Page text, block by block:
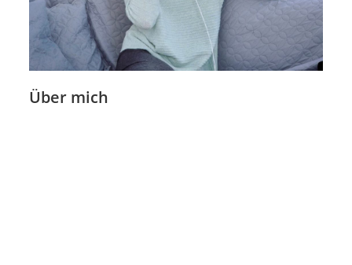
Über mich